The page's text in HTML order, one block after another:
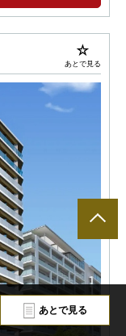
あとで見る
あとで見る